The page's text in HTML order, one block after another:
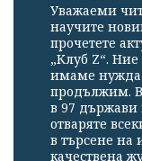
Уважаеми
научите
прочетете
„Клуб Z“.
имаме нужда
продължим.
в 97 държави
отваряте
в търсене на
качествена